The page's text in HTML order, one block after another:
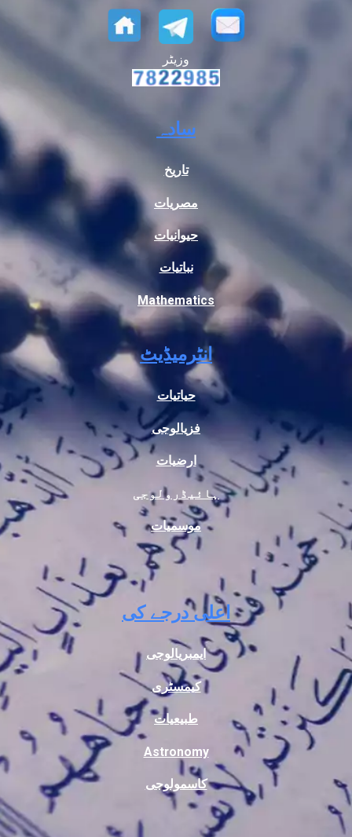
وزیٹر
سادہ
تاریخ
مصریات
حیوانیات
نباتیات
Mathematics
انٹرمیڈیٹ
حیاتیات
فزیالوجی
ارضیات
ہائیڈرولوجی
موسمیات
اعلی درجے کی
ایمبریالوجی
کیمسٹری
طبیعیات
Astronomy
کاسمولوجی